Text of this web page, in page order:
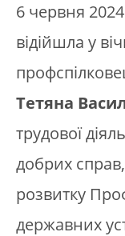
6 червня
відійшла у
Тетяна
трудової
добрих
розвитку
державних